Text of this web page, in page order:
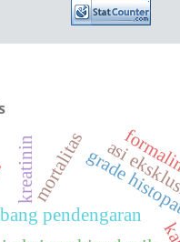
pendengaran
grade
mortalitas
kreatinin asi